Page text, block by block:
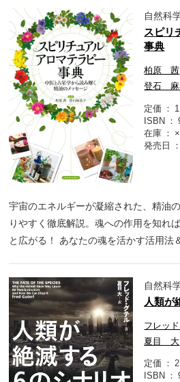
自然科
スピリ
事典
柏原 茜
登石 麻
定価
ISBN
在庫
発売日
宇宙のエネルギーが凝縮された、精油
りやすく徹底解説。魂への作用を知れ
と広がる！ あなたの魂を活かす活用法
自然科
人類が
フレッ
夏目 大
定価
ISBN